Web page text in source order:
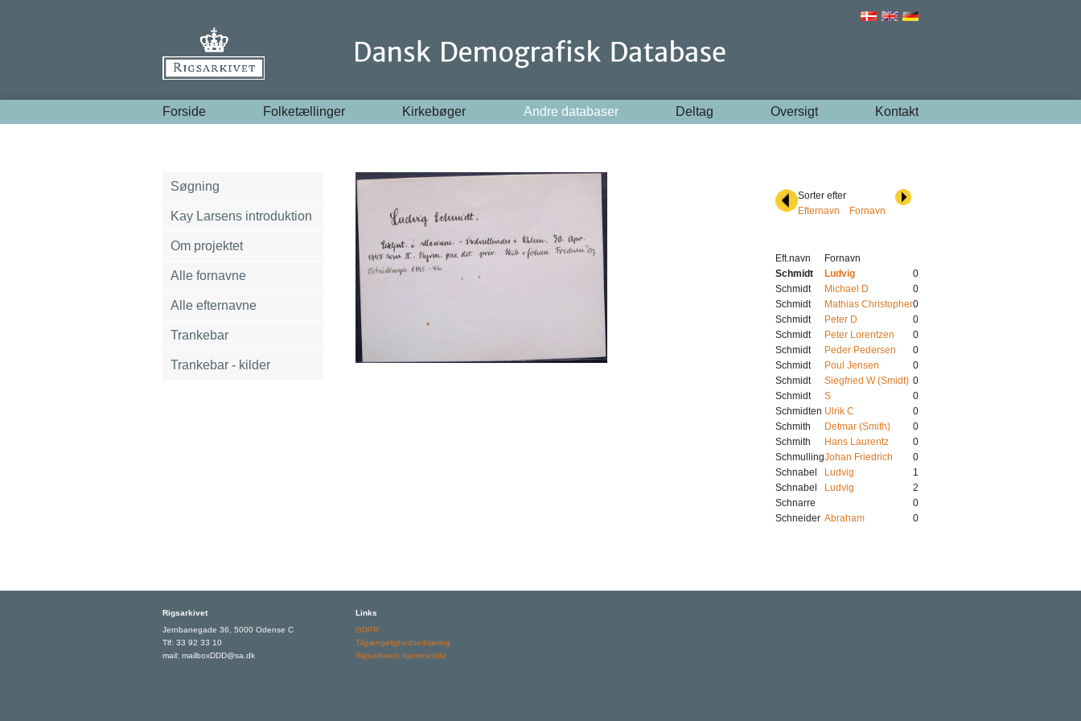
Forside Folketællinger Kirkebøger Andre databaser Deltag Oversigt Kontakt
Søgning
Kay Larsens introduktion
Om projektet
Alle fornavne
Alle efternavne
Trankebar
Trankebar - kilder
Sorter efter
Efternavn
Fornavn
Eft.navn
Fornavn
Schmidt
Ludvig
0
Schmidt
Michael D
0
Schmidt
Mathias Christopher0
Schmidt
Peter D
0
Schmidt
Peter Lorentzen
0
Schmidt
Peder Pedersen
0
Schmidt
Poul Jensen
0
Schmidt
Siegfried W (Smidt) 0
Schmidt
S
0
Schmidten Ulrik C
0
Schmith
Detmar (Smith)
0
Schmith
Hans Laurentz
0
SchmullingJohan Friedrich
0
Schnabel
Ludvig
1
Schnabel
Ludvig
2
Schnarre
0
Schneider Abraham 0
Rigsarkivet
Jernbanegade 36, 5000 Odense C
Tlf: 33 92 33 10
mail: mailboxDDD@sa.dk
Links
GDPR
Tilgængelighedserklæring
Rigsarkivets hjemmeside